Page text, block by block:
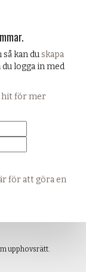
kan duskapa
logga in med
hit för mer
för att göra en
upphovsrätt.